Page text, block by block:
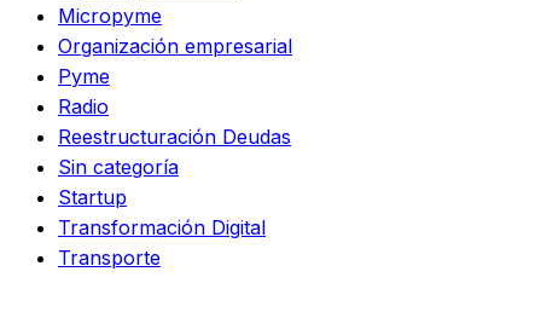
Micropyme
Organización empresarial
Pyme
Radio
Reestructuración Deudas
Sin categoría
Startup
Transformación Digital
Transporte